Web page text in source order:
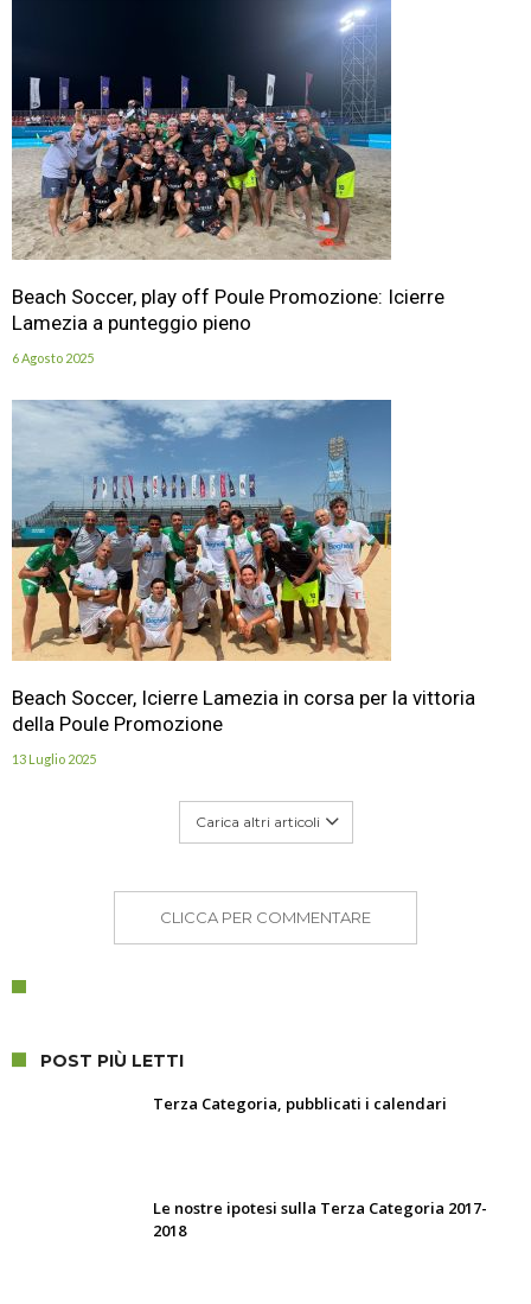
Beach Soccer, play off Poule Promozione: Icierre
Lamezia a punteggio pieno
6 Agosto 2025
Beach Soccer, Icierre Lamezia in corsa per la vittoria
della Poule Promozione
13 Luglio 2025
Carica altri articoli
CLICCA PER COMMENTARE
POST PIÙ LETTI
Terza Categoria, pubblicati i calendari
Le nostre ipotesi sulla Terza Categoria 2017-
2018